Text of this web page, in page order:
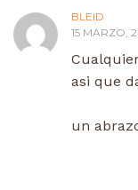
BLEID
15 MARZO,
asi que
un